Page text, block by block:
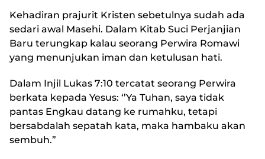
Kehadiran prajurit Kristen sebetulnya sudah ada
sedari awal Masehi. Dalam Kitab Suci Perjanjian
Baru terungkap kalau seorang Perwira Romawi
yang menunjukan iman dan ketulusan hati.
Dalam Injil Lukas 7:10 tercatat seorang Perwira
berkata kepada Yesus: ‘’Ya Tuhan, saya tidak
pantas Engkau datang ke rumahku, tetapi
bersabdalah sepatah kata, maka hambaku akan
sembuh.”